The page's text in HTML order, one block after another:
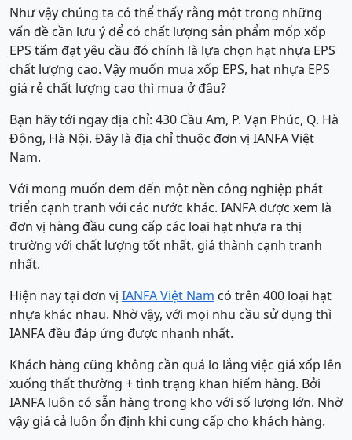
Như vậy chúng ta có thể thấy rằng một trong những
vấn đề cần lưu ý để có chất lượng sản phẩm mốp xốp
EPS tấm đạt yêu cầu đó chính là lựa chọn hạt nhựa EPS
chất lượng cao. Vậy muốn mua xốp EPS, hạt nhựa EPS
giá rẻ chất lượng cao thì mua ở đâu?
Bạn hãy tới ngay địa chỉ: 430 Cầu Am, P. Vạn Phúc, Q. Hà
Đông, Hà Nội. Đây là địa chỉ thuộc đơn vị IANFA Việt
Nam.
Với mong muốn đem đến một nền công nghiệp phát
triển cạnh tranh với các nước khác. IANFA được xem là
đơn vị hàng đầu cung cấp các loại hạt nhựa ra thị
trường với chất lượng tốt nhất, giá thành cạnh tranh
nhất.
Hiện nay tại đơn vị IANFA Việt Nam có trên 400 loại hạt
nhựa khác nhau. Nhờ vậy, với mọi nhu cầu sử dụng thì
IANFA đều đáp ứng được nhanh nhất.
Khách hàng cũng không cần quá lo lắng việc giá xốp lên
xuống thất thường + tình trạng khan hiếm hàng. Bởi
IANFA luôn có sẵn hàng trong kho với số lượng lớn. Nhờ
vậy giá cả luôn ổn định khi cung cấp cho khách hàng.